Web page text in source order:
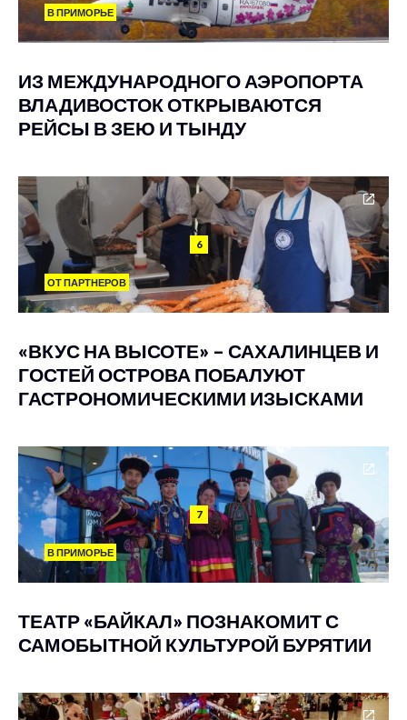
В ПРИМОРЬЕ
ИЗ МЕЖДУНАРОДНОГО АЭРОПОРТА
ВЛАДИВОСТОК ОТКРЫВАЮТСЯ
РЕЙСЫ В ЗЕЮ И ТЫНДУ
6
ОТ ПАРТНЕРОВ
«ВКУС НА ВЫСОТЕ» – САХАЛИНЦЕВ И
ГОСТЕЙ ОСТРОВА ПОБАЛУЮТ
ГАСТРОНОМИЧЕСКИМИ ИЗЫСКАМИ
7
В ПРИМОРЬЕ
ТЕАТР «БАЙКАЛ» ПОЗНАКОМИТ С
САМОБЫТНОЙ КУЛЬТУРОЙ БУРЯТИИ